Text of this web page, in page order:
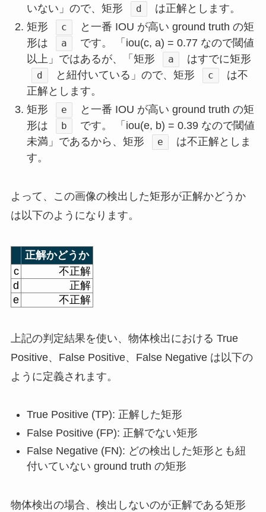
いない」ので、矩形
d
は正解とします。
矩形
c
と一番 IOU が高い ground truth の矩
形は
a
です。 「iou(c, a) = 0.77 なので閾値
以上」ではあるが、「矩形
a はすでに矩形
d と紐付いている」ので、矩形 c
は不
正解とします。
矩形
e
と一番 IOU が高い ground truth の矩
形は
b
です。 「iou(e, b) = 0.39 なので閾値
未満」であるから、矩形
e
は不正解としま
す。
よって、この画像の検出した矩形が正解かどうか
は以下のようになります。
正解かどうか
c
不正解
d
正解
e
不正解
上記の判定結果を使い、物体検出における True
Positive、False Positive、False Negative は以下の
ように定義されます。
True Positive (TP): 正解した矩形
False Positive (FP): 正解でない矩形
False Negative (FN): どの検出した矩形とも紐
付いていない ground truth の矩形
物体検出の場合、検出しないのが正解である矩形